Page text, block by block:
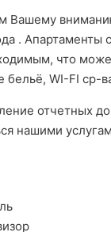
Вашему
. Апартаменты
что
бельё, WI-FI ср-
отчетных
нашими